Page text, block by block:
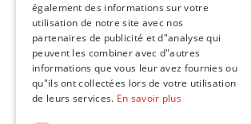
Nous assumons
de nos actes et
engagements.
également des informations sur votre
utilisation de notre site avec nos
partenaires de publicité et d"analyse qui
peuvent les combiner avec d"autres
informations que vous leur avez fournies ou
qu"ils ont collectées lors de votre utilisation
de leurs services. En savoir plus